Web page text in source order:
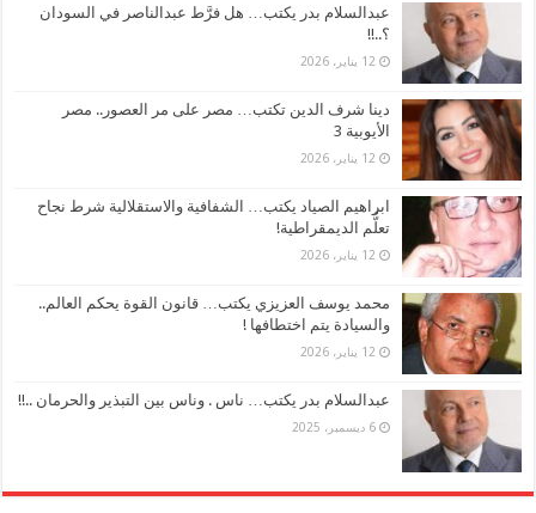
عبدالسلام بدر يكتب… هل فرَّط عبدالناصر في السودان
؟..!!
12 يناير، 2026
دينا شرف الدين تكتب… مصر على مر العصور.. مصر
الأيوبية 3
12 يناير، 2026
ابراهيم الصياد يكتب… الشفافية والاستقلالية شرط نجاح
تعلُّم الديمقراطية!
12 يناير، 2026
محمد يوسف العزيزي يكتب… قانون القوة يحكم العالم..
والسيادة يتم اختطافها !
12 يناير، 2026
عبدالسلام بدر يكتب… ناس . وناس بين التبذير والحرمان ..!!
6 ديسمبر، 2025